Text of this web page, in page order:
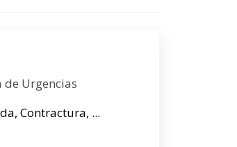
Urgencias
Contractura, ...